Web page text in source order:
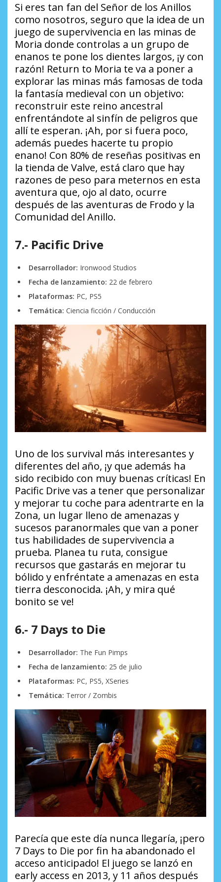
Si eres tan fan del Señor de los Anillos
como nosotros, seguro que la idea de un
juego de supervivencia en las minas de
Moria donde controlas a un grupo de
enanos te pone los dientes largos, ¡y con
razón! Return to Moria te va a poner a
explorar las minas más famosas de toda
la fantasía medieval con un objetivo:
reconstruir este reino ancestral
enfrentándote al sinfín de peligros que
allí te esperan. ¡Ah, por si fuera poco,
además puedes hacerte tu propio
enano! Con 80% de reseñas positivas en
la tienda de Valve, está claro que hay
razones de peso para meternos en esta
aventura que, ojo al dato, ocurre
después de las aventuras de Frodo y la
Comunidad del Anillo.
7.- Pacific Drive
Desarrollador: Ironwood Studios
Fecha de lanzamiento: 22 de febrero
Plataformas: PC, PS5
Temática: Ciencia ficción / Conducción
Uno de los survival más interesantes y
diferentes del año, ¡y que además ha
sido recibido con muy buenas críticas! En
Pacific Drive vas a tener que personalizar
y mejorar tu coche para adentrarte en la
Zona, un lugar lleno de amenazas y
sucesos paranormales que van a poner
tus habilidades de supervivencia a
prueba. Planea tu ruta, consigue
recursos que gastarás en mejorar tu
bólido y enfréntate a amenazas en esta
tierra desconocida. ¡Ah, y mira qué
bonito se ve!
6.- 7 Days to Die
Desarrollador: The Fun Pimps
Fecha de lanzamiento: 25 de julio
Plataformas: PC, PS5, XSeries
Temática: Terror / Zombis
Parecía que este día nunca llegaría, ¡pero
7 Days to Die por fin ha abandonado el
acceso anticipado! El juego se lanzó en
early access en 2013, y 11 años después